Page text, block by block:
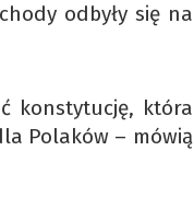
odbyły się na
konstytucję, która
Polaków – mówią